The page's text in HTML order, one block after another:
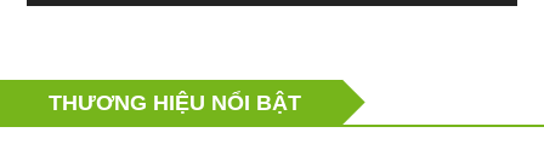
THƯƠNG HIỆU NỔI BẬT